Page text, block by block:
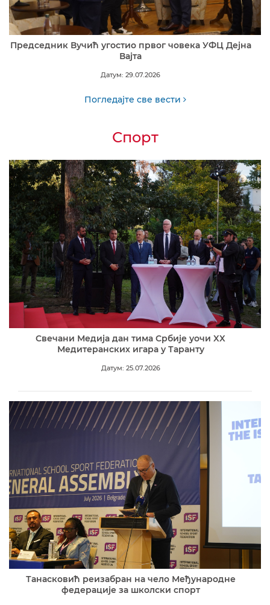
Председник Вучић угостио првог човека УФЦ Дејна
Вајта
Датум: 29.07.2026
Погледајте све вести
Спорт
Свечани Медија дан тима Србије уочи XX
Медитеранских игара у Таранту
Датум: 25.07.2026
Танасковић реизабран на чело Међународне
федерације за школски спорт